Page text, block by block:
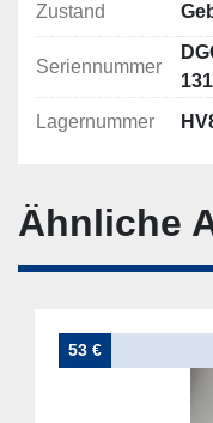
Zustand
Seriennummer
Lagernummer
Ähnliche
53 €